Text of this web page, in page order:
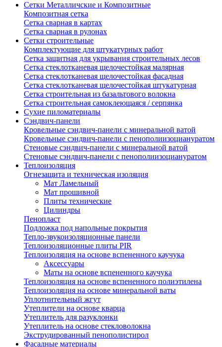
Сетки Металличские и Композитные
Композитная сетка
Сетка сварная в картах
Сетка сварная в рулонах
Сетки строительные
Комплектующие для штукатурных работ
Сетка защитная для укрывания строительных лесов
Сетка стеклотканевая щелочестойкая малярная
Сетка стеклотканевая щелочестойкая фасадная
Сетка стеклотканевая щелочестойкая штукатурная
Сетка строительная из базальтового волокна
Сетка строительная самоклеющаяся / серпянка
Сухие пиломатериалы
Сэндвич-панели
Кровельные сэндвич-панели с минеральной ватой
Кровельные сэндвич-панели с пенополиизоциануратом
Стеновые сэндвич-панели с минеральной ватой
Стеновые сэндвич-панели с пенополиизоциануратом
Теплоизоляция
Огнезащита и техническая изоляция
Мат Ламельный
Мат прошивной
Плиты технические
Цилиндры
Пенопласт
Подложка под напольные покрытия
Тепло-звукоизоляционные панели
Теплоизоляционные плиты PIR
Теплоизоляция на основе вспененного каучука
Аксессуары
Маты на основе вспененного каучука
Теплоизоляция на основе вспененного полиэтилена
Теплоизоляция на основе минеральной ваты
Уплотнительный жгут
Утеплители на основе кварца
Утеплитель для разуклонки
Утеплитель на основе стекловолокна
Экструдированный пенополистирол
Фасадные материалы